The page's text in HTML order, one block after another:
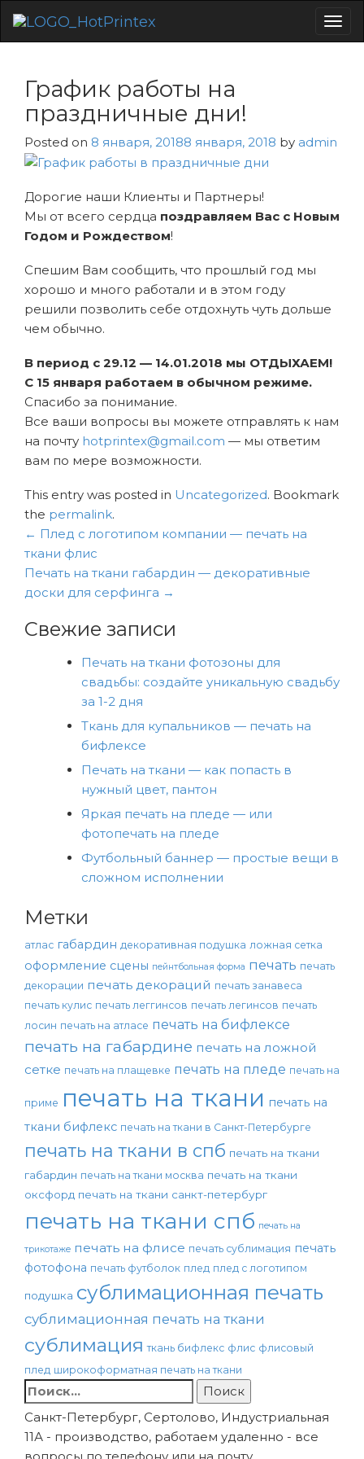
График работы на
праздничные дни!
Posted on 8 января, 20188 января, 2018 by admin
Дорогие наши Клиенты и Партнеры!
Мы от всего сердца поздравляем Вас с Новым
Годом и Рождеством!
Спешим Вам сообщить, что прошлый год мы
хорошо и много работали и в этом году
решили позволить себе отдохнуть чуть дольше
чем обычно.
В период с 29.12 — 14.01.2018 мы ОТДЫХАЕМ!
С 15 января работаем в обычном режиме.
Спасибо за понимание.
Все ваши вопросы вы можете отправлять к нам
на почту hotprintex@gmail.com — мы ответим
вам по мере возможности.
This entry was posted in Uncategorized. Bookmark
the permalink.
Навигация
по
записям
← Плед с логотипом компании — печать на
ткани флис
Печать на ткани габардин — декоративные
доски для серфинга →
Свежие записи
Печать на ткани фотозоны для
свадьбы: создайте уникальную свадьбу
за 1-2 дня
Ткань для купальников — печать на
бифлексе
Печать на ткани — как попасть в
нужный цвет, пантон
Яркая печать на пледе — или
фотопечать на пледе
Футбольный баннер — простые вещи в
сложном исполнении
Метки
атлас габардин декоративная подушка ложная сетка
оформление сцены пейнтбольная форма печать печать
декорации печать декораций печать занавеса
печать кулис печать леггинсов печать легинсов печать
лосин печать на атласе печать на бифлексе
печать на габардине печать на ложной
сетке печать на плащевке печать на пледе печать на
приме печать на ткани печать на
ткани бифлекс печать на ткани в Санкт-Петербурге
печать на ткани в спб печать на ткани
габардин печать на ткани москва печать на ткани
оксфорд печать на ткани санкт-петербург
печать на ткани спб печать на
трикотаже печать на флисе печать сублимация печать
фотофона печать футболок плед плед с логотипом
подушка сублимационная печать
сублимационная печать на ткани
сублимация ткань бифлекс флис флисовый
плед широкоформатная печать на ткани
Найти:
Санкт-Петербург, Сертолово, Индустриальная
11А - производство, работаем удаленно - все